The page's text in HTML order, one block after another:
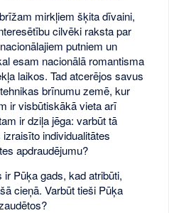
mirkļiem šķita dīvaini,
cilvēki raksta par
putniem un
esam nacionālā romantisma
laikos. Tad atcerējos savus
brīnumu zemē, kur
ir visbūtiskākā vieta arī
ir dziļa jēga: varbūt tā
individualitātes
apdraudējumu?
Pūķa gads, kad atribūti,
cieņā. Varbūt tieši Pūķa